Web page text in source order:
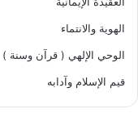
الهوية والانتماء
الوحي الإلهي ( قرآن وسنة )
قيم الإسلام وآدابه